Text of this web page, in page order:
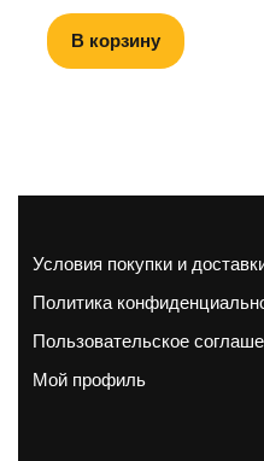
В корзину
Условия покупки и
Политика
Пользовательское
Мой профиль